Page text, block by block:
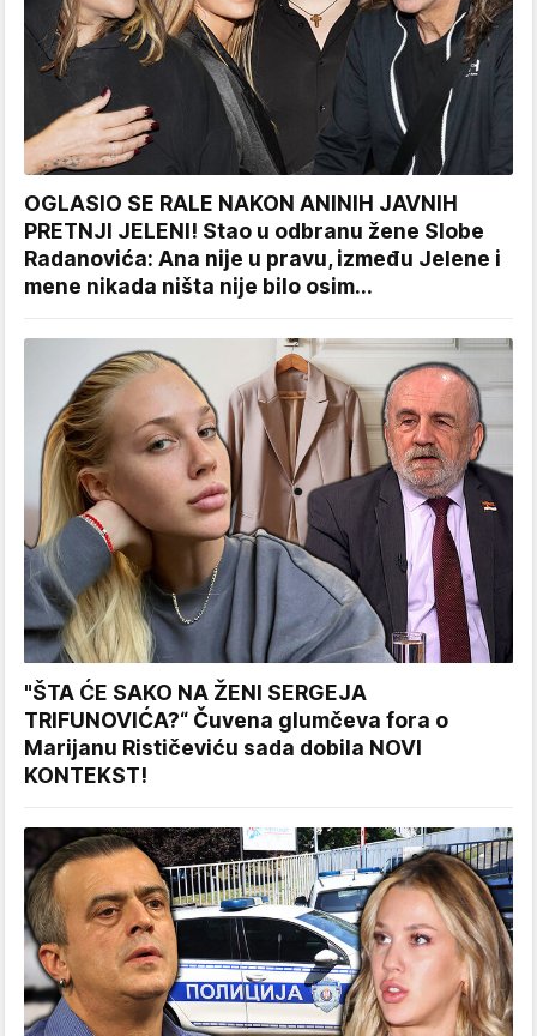
OGLASIO SE RALE NAKON ANINIH JAVNIH
PRETNJI JELENI! Stao u odbranu žene Slobe
Radanovića: Ana nije u pravu, između Jelene i
mene nikada ništa nije bilo osim...
"ŠTA ĆE SAKO NA ŽENI SERGEJA
TRIFUNOVIĆA?“ Čuvena glumčeva fora o
Marijanu Rističeviću sada dobila NOVI
KONTEKST!